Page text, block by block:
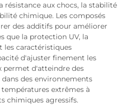
résistance aux chocs, la stabilité
chimique. Les composés
des additifs pour améliorer
que la protection UV, la
les caractéristiques
d'ajuster finement les
permet d'atteindre des
des environnements
extrêmes à
chimiques agressifs.